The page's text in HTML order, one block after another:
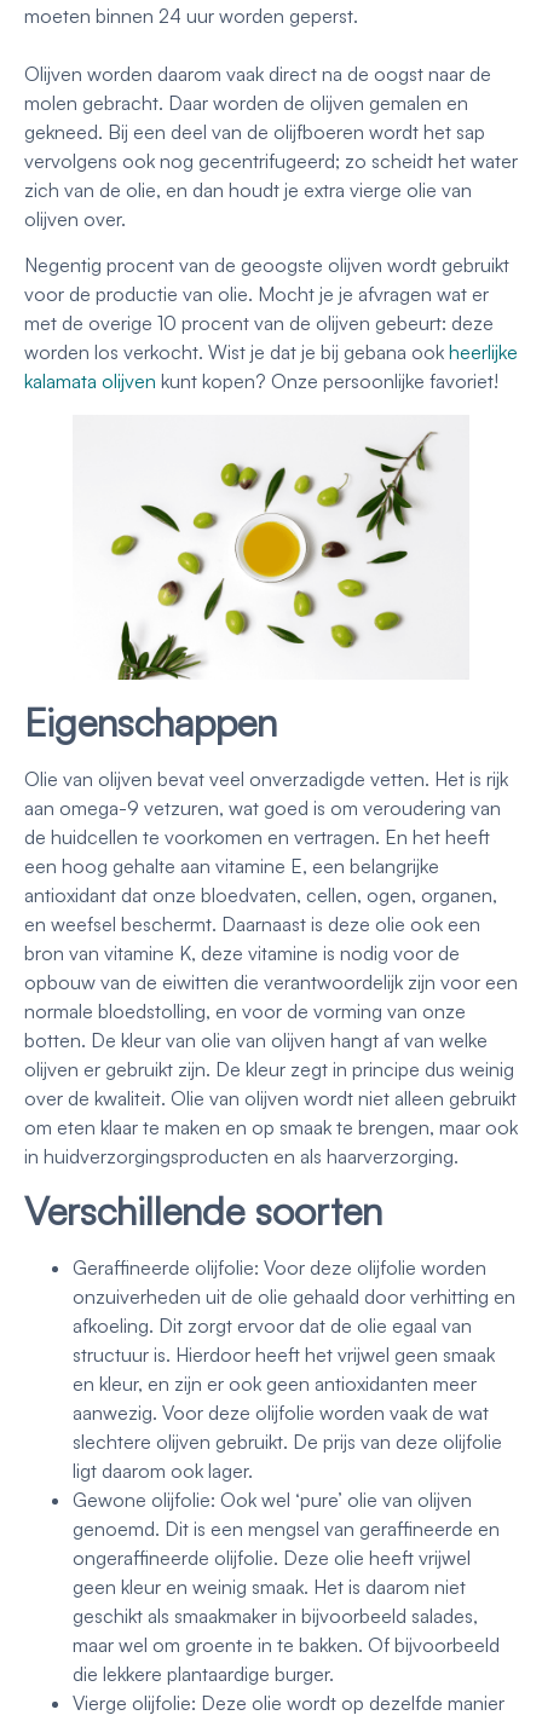
moeten binnen 24 uur worden geperst.
Olijven worden daarom vaak direct na de oogst naar de
molen gebracht. Daar worden de olijven gemalen en
gekneed. Bij een deel van de olijfboeren wordt het sap
vervolgens ook nog gecentrifugeerd; zo scheidt het water
zich van de olie, en dan houdt je extra vierge olie van
olijven over.
Negentig procent van de geoogste olijven wordt gebruikt
voor de productie van olie. Mocht je je afvragen wat er
met de overige 10 procent van de olijven gebeurt: deze
worden los verkocht. Wist je dat je bij gebana ook heerlijke
kalamata olijven kunt kopen? Onze persoonlijke favoriet!
Eigenschappen
Olie van olijven bevat veel onverzadigde vetten. Het is rijk
aan omega-9 vetzuren, wat goed is om veroudering van
de huidcellen te voorkomen en vertragen. En het heeft
een hoog gehalte aan vitamine E, een belangrijke
antioxidant dat onze bloedvaten, cellen, ogen, organen,
en weefsel beschermt. Daarnaast is deze olie ook een
bron van vitamine K, deze vitamine is nodig voor de
opbouw van de eiwitten die verantwoordelijk zijn voor een
normale bloedstolling, en voor de vorming van onze
botten. De kleur van olie van olijven hangt af van welke
olijven er gebruikt zijn. De kleur zegt in principe dus weinig
over de kwaliteit. Olie van olijven wordt niet alleen gebruikt
om eten klaar te maken en op smaak te brengen, maar ook
in huidverzorgingsproducten en als haarverzorging.
Verschillende soorten
Geraffineerde olijfolie: Voor deze olijfolie worden
onzuiverheden uit de olie gehaald door verhitting en
afkoeling. Dit zorgt ervoor dat de olie egaal van
structuur is. Hierdoor heeft het vrijwel geen smaak
en kleur, en zijn er ook geen antioxidanten meer
aanwezig. Voor deze olijfolie worden vaak de wat
slechtere olijven gebruikt. De prijs van deze olijfolie
ligt daarom ook lager.
Gewone olijfolie: Ook wel ‘pure’ olie van olijven
genoemd. Dit is een mengsel van geraffineerde en
ongeraffineerde olijfolie. Deze olie heeft vrijwel
geen kleur en weinig smaak. Het is daarom niet
geschikt als smaakmaker in bijvoorbeeld salades,
maar wel om groente in te bakken. Of bijvoorbeeld
die lekkere plantaardige burger.
Vierge olijfolie: Deze olie wordt op dezelfde manier